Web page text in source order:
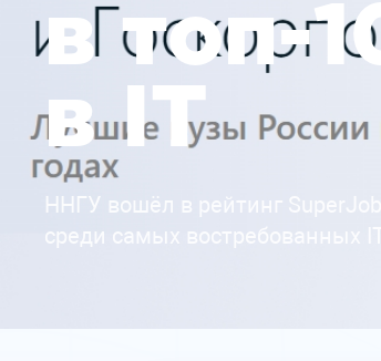
в топ-
в IT
ННГУ вошёл в рейтинг
среди самых востребованных